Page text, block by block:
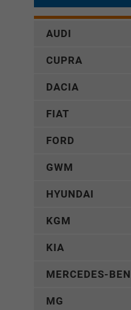
AUDI
CUPRA
DACIA
FIAT
FORD
GWM
HYUNDAI
KGM
KIA
MERCEDES-
MG